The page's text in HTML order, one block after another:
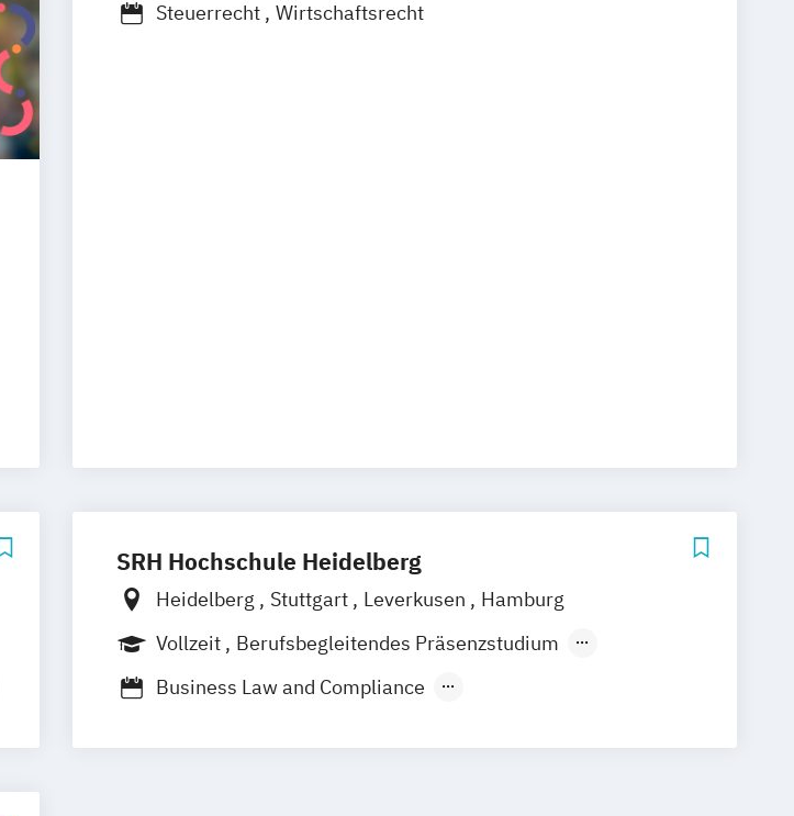
Steuerrecht
Wirtschaftsrecht
SRH Hochschule Heidelberg
Heidelberg Stuttgart Leverkusen
Hamburg
Vollzeit
Berufsbegleitendes Präsenzstudium
Duales Studium
Business Law and Compliance
Wirtschaftsrecht